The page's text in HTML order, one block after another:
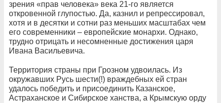
зрения «прав человека» века 21-го является
откровенной глупостью. Да, казнил и репрессировал,
хотя и в десятки и сотни раз меньших масштабах чем
его современники – европейские монархи. Однако,
трудно отрицать и несомненные достижения царя
Ивана Васильевича.
Территория страны при Грозном удвоилась. Из
окружавших Русь шести(!) враждебных ей стран
удалось победить и присоединить Казанское,
Астраханское и Сибирское ханства, а Крымскую орду